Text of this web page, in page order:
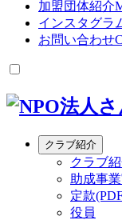
加盟団体紹介
インスタグラ
お問い合わせ
クラブ紹介
クラブ
助成事
定款(PDF
役員